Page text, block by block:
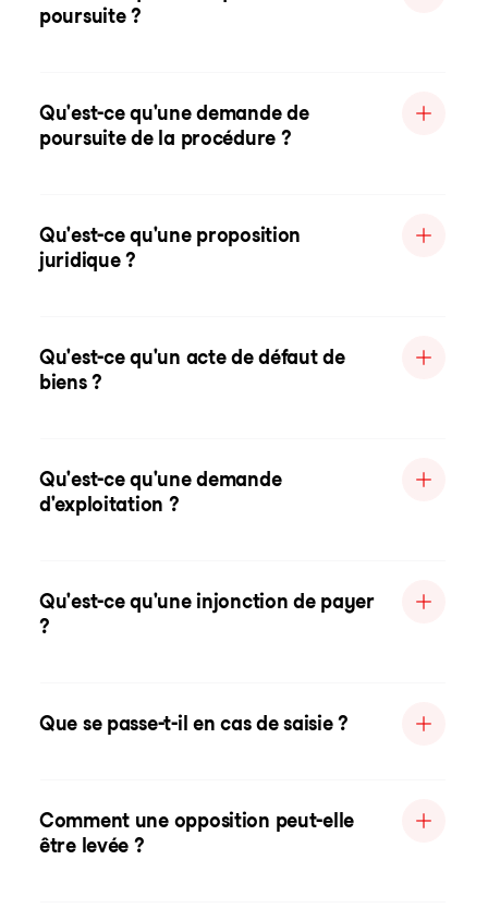
poursuite ?
Qu'est-ce qu'une demande de
poursuite de la procédure ?
Qu'est-ce qu'une proposition
juridique ?
Qu'est-ce qu'un acte de défaut de
biens ?
Qu'est-ce qu'une demande
d'exploitation ?
Qu'est-ce qu'une injonction de payer
?
Que se passe-t-il en cas de saisie ?
Comment une opposition peut-elle
être levée ?